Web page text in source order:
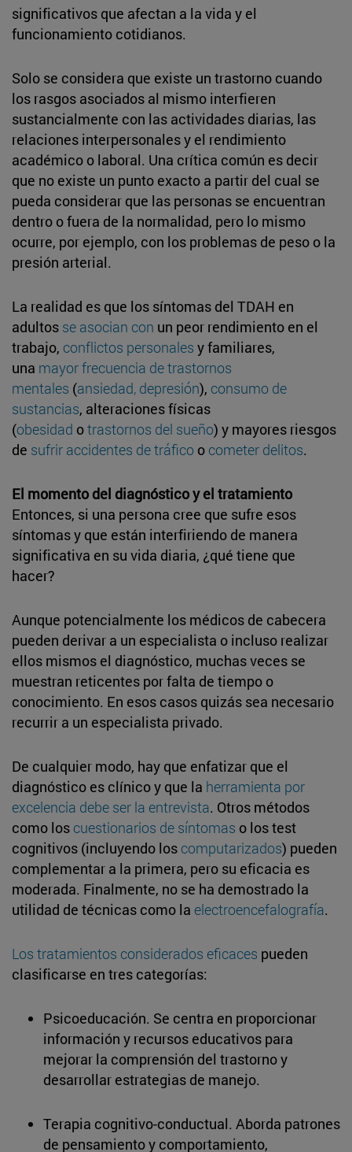
significativos que afectan a la vida y el
funcionamiento cotidianos.
Solo se considera que existe un trastorno cuando
los rasgos asociados al mismo interfieren
sustancialmente con las actividades diarias, las
relaciones interpersonales y el rendimiento
académico o laboral. Una crítica común es decir
que no existe un punto exacto a partir del cual se
pueda considerar que las personas se encuentran
dentro o fuera de la normalidad, pero lo mismo
ocurre, por ejemplo, con los problemas de peso o la
presión arterial.
La realidad es que los síntomas del TDAH en
adultos se asocian con un peor rendimiento en el
trabajo, conflictos personales y familiares,
una mayor frecuencia de trastornos
mentales (ansiedad, depresión), consumo de
sustancias, alteraciones físicas
(obesidad otrastornos del sueño) y mayores riesgos
de sufrir accidentes de tráfico o cometer delitos.
El momento del diagnóstico y el tratamiento
Entonces, si una persona cree que sufre esos
síntomas y que están interfiriendo de manera
significativa en su vida diaria, ¿qué tiene que
hacer?
Aunque potencialmente los médicos de cabecera
pueden derivar a un especialista o incluso realizar
ellos mismos el diagnóstico, muchas veces se
muestran reticentes por falta de tiempo o
conocimiento. En esos casos quizás sea necesario
recurrir a un especialista privado.
De cualquier modo, hay que enfatizar que el
diagnóstico es clínico y que la herramienta por
excelencia debe ser la entrevista. Otros métodos
como los cuestionarios de síntomas o los test
cognitivos (incluyendo los computarizados) pueden
complementar a la primera, pero su eficacia es
moderada. Finalmente, no se ha demostrado la
utilidad de técnicas como la electroencefalografía.
Los tratamientos considerados eficaces pueden
clasificarse en tres categorías:
Psicoeducación. Se centra en proporcionar
información y recursos educativos para
mejorar la comprensión del trastorno y
desarrollar estrategias de manejo.
Terapia cognitivo-conductual. Aborda patrones
de pensamiento y comportamiento,